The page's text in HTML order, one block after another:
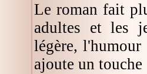
Le roman fait
adultes et les
légère,
ajoute un touche